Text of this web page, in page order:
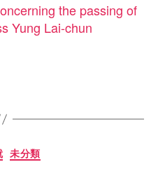
the passing of
Yung Lai-chun
未分類